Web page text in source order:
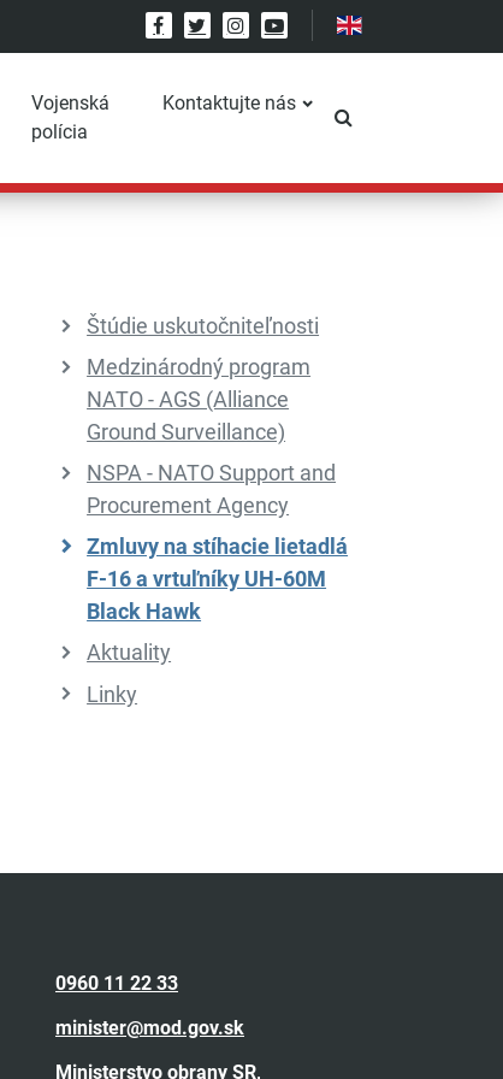
FacebookTwitterInstagram
YouTube
Vojenská
polícia
Kontaktujte nás
Štúdie uskutočniteľnosti
Medzinárodný program
NATO - AGS (Alliance
Ground Surveillance)
NSPA - NATO Support and
Procurement Agency
Zmluvy na stíhacie lietadlá
F-16 a vrtuľníky UH-60M
Black Hawk
Aktuality
Linky
0960 11 22 33
minister@mod.gov.sk
Ministerstvo obrany SR,